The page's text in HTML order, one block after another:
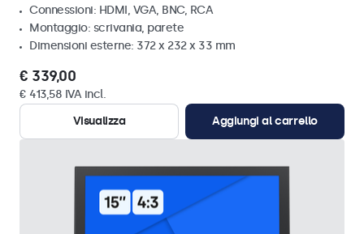
Connessioni: HDMI, VGA, BNC, RCA
Montaggio: scrivania, parete
Dimensioni esterne: 372 x 232 x 33 mm
€ 339,00
€ 413,58 IVA incl.
Visualizza
Aggiungi al carrello